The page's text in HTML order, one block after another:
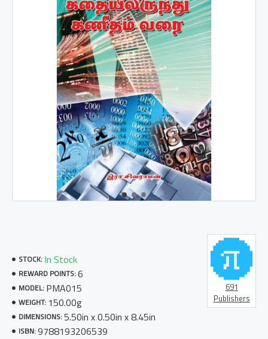
STOCK: In Stock
REWARD POINTS:6
MODEL: PMA015
WEIGHT: 150.00g
DIMENSIONS:5.50in x 0.50in x 8.45in
ISBN:9788193206539
691
Publishers